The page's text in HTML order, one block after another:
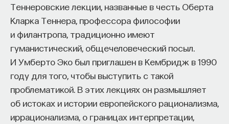
Теннеровские лекции, названные в честь Оберта
Кларка Теннера, профессора философии
и филантропа, традиционно имеют
гуманистический, общечеловеческий посыл.
И Умберто Эко был приглашен в Кембридж в 1990
году для того, чтобы выступить с такой
проблематикой. В этих лекциях он размышляет
об истоках и истории европейского рационализма,
иррационализма, о границах интерпретации,
НАД МАТЕРИАЛОМ РАБОТАЛИ
ПостНаука
команда ПостНауки
Сения Долгачева